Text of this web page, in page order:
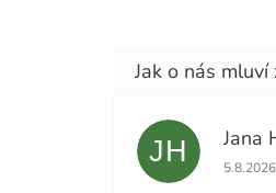
JH Jana
5.8.2026